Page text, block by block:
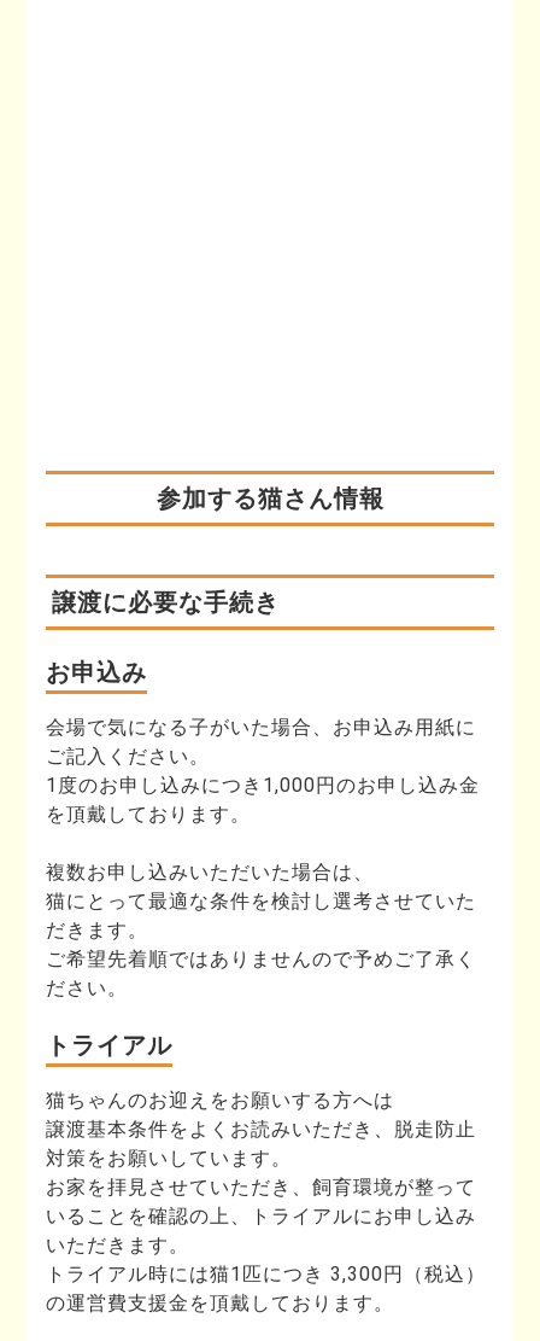
参加する猫さん情報
譲渡に必要な手続き
お申込み
会場で気になる子がいた場合、お申込み用紙に
ご記入ください。
1度のお申し込みにつき1,000円のお申し込み金
を頂戴しております。
複数お申し込みいただいた場合は、
猫にとって最適な条件を検討し選考させていた
だきます。
ご希望先着順ではありませんので予めご了承く
ださい。
トライアル
猫ちゃんのお迎えをお願いする方へは
譲渡基本条件をよくお読みいただき、脱走防止
対策をお願いしています。
お家を拝見させていただき、飼育環境が整って
いることを確認の上、トライアルにお申し込み
いただきます。
トライアル時には猫1匹につき 3,300円（税込）
の運営費支援金を頂戴しております。